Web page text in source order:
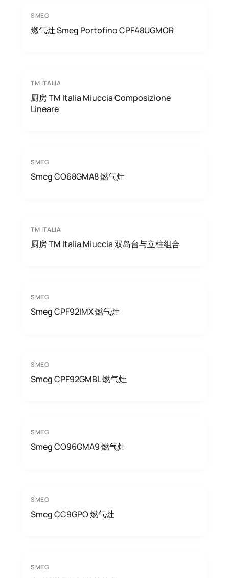
SMEG
燃气灶 Smeg Portofino CPF48UGMOR
TM ITALIA
厨房 TM Italia Miuccia Composizione
Lineare
SMEG
Smeg CO68GMA8 燃气灶
TM ITALIA
厨房 TM Italia Miuccia 双岛台与立柱组合
SMEG
Smeg CPF92IMX 燃气灶
SMEG
Smeg CPF92GMBL 燃气灶
SMEG
Smeg CO96GMA9 燃气灶
SMEG
Smeg CC9GPO 燃气灶
SMEG